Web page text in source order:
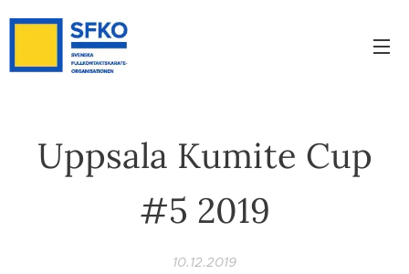
Uppsala Kumite Cup
#5 2019
10.12.2019